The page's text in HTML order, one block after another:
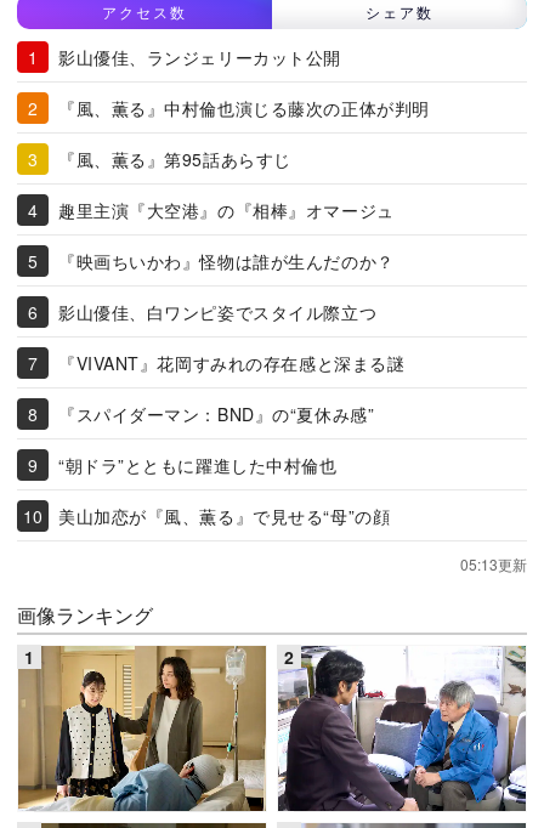
アクセス数 シェア数
影山優佳、ランジェリーカット公開
『風、薫る』中村倫也演じる藤次の正体が判明
『風、薫る』第95話あらすじ
趣里主演『大空港』の『相棒』オマージュ
『映画ちいかわ』怪物は誰が生んだのか？
影山優佳、白ワンピ姿でスタイル際立つ
『VIVANT』花岡すみれの存在感と深まる謎
『スパイダーマン：BND』の“夏休み感”
“朝ドラ”とともに躍進した中村倫也
美山加恋が『風、薫る』で見せる“母”の顔
05:13更新
画像ランキング